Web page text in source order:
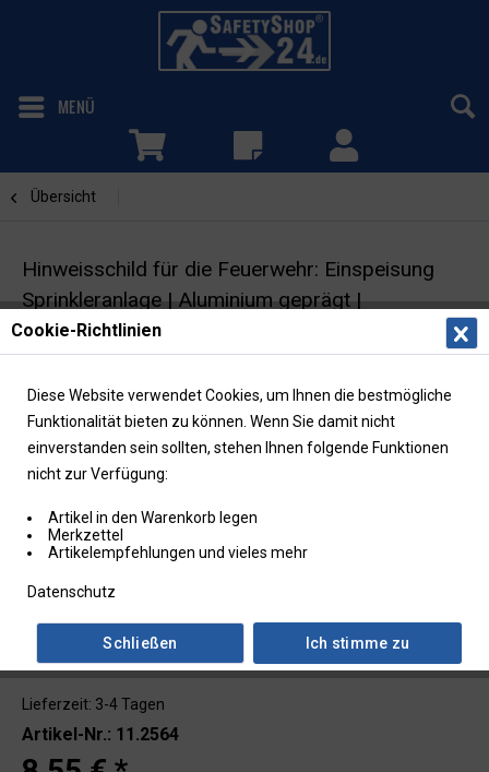
MENÜ
Übersicht
Hinweisschild für die Feuerwehr: Einspeisung
Sprinkleranlage | Aluminium geprägt |
29,7x10,5cm
Lieferzeit: 3-4 Tagen
Artikel-Nr.: 11.2564
Cookie-Richtlinien
Diese Website verwendet Cookies, um Ihnen die bestmögliche
Funktionalität bieten zu können. Wenn Sie damit nicht
einverstanden sein sollten, stehen Ihnen folgende Funktionen
nicht zur Verfügung:
Artikel in den Warenkorb legen
Merkzettel
Artikelempfehlungen und vieles mehr
Datenschutz
Ich stimme zu
Schließen